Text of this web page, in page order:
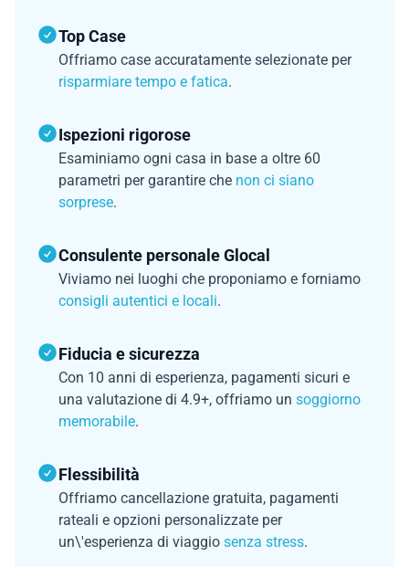
Top Case
Offriamo case accuratamente selezionate per
risparmiare tempo e fatica.
Ispezioni rigorose
Esaminiamo ogni casa in base a oltre 60
parametri per garantire che non ci siano
sorprese.
Consulente personale Glocal
Viviamo nei luoghi che proponiamo e forniamo
consigli autentici e locali.
Fiducia e sicurezza
Con 10 anni di esperienza, pagamenti sicuri e
una valutazione di 4.9+, offriamo un soggiorno
memorabile.
Flessibilità
Offriamo cancellazione gratuita, pagamenti
rateali e opzioni personalizzate per
un\'esperienza di viaggio senza stress.